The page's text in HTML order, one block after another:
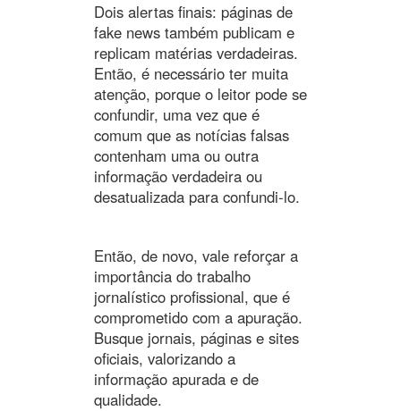
Dois alertas finais: páginas de
fake news também publicam e
replicam matérias verdadeiras.
Então, é necessário ter muita
atenção, porque o leitor pode se
confundir, uma vez que é
comum que as notícias falsas
contenham uma ou outra
informação verdadeira ou
desatualizada para confundi-lo.
Então, de novo, vale reforçar a
importância do trabalho
jornalístico profissional, que é
comprometido com a apuração.
Busque jornais, páginas e sites
oficiais, valorizando a
informação apurada e de
qualidade.